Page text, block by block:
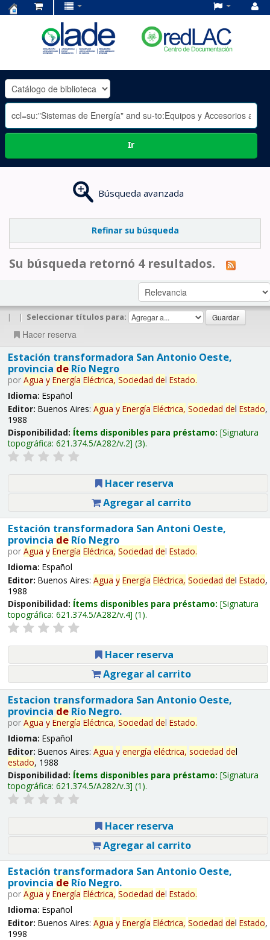
OLADE
-
Ir
Búsqueda avanzada
Refinar su búsqueda
Su búsqueda retornó 4 resultados.
| | Seleccionar títulos para:
Hacer reserva
Estación transformadora San Antonio Oeste,
provincia deRío Negro
por Agua y Energía Eléctrica, Sociedad del Estado.
Idioma: Español
Editor: Buenos Aires: Agua y Energía Eléctrica, Sociedad del Estado,
1988
Disponibilidad: Ítems disponibles para préstamo: Signatura
topográfica: 621.374.5/A282/v.2 (3).
Hacer reserva
Agregar al carrito
Estación transformadora San Antoni Oeste,
provincia deRío Negro
por Agua y Energía Eléctrica, Sociedad del Estado.
Idioma: Español
Editor: Buenos Aires: Agua y Energía Eléctrica, Sociedad del Estado,
1988
Disponibilidad: Ítems disponibles para préstamo: Signatura
topográfica: 621.374.5/A282/v.4 (1).
Hacer reserva
Agregar al carrito
Estacion transformadora San Antonio Oeste,
provincia deRío Negro.
por Agua y Energía Eléctrica, Sociedad del Estado.
Idioma: Español
Editor: Buenos Aires: Agua y energía eléctrica, sociedad del
estado, 1988
Disponibilidad: Ítems disponibles para préstamo: Signatura
topográfica: 621.374.5/A282/v.3 (1).
Hacer reserva
Agregar al carrito
Estación transformadora San Antonio Oeste,
provincia deRío Negro.
por Agua y Energía Eléctrica, Sociedad del Estado.
Idioma: Español
Editor: Buenos Aires: Agua y Energía Eléctrica, Sociedad del Estado,
1998